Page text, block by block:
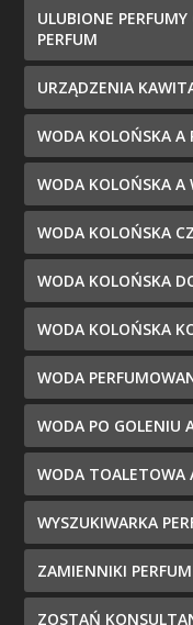
ULUBIONE
PERFUM
URZĄDZENIA
WODA KOLOŃSKA A
WODA KOLOŃSKA A
WODA KOLOŃSKA
WODA KOLOŃSKA
WODA KOLOŃSKA
WODA
WODA PO GOLENIU
WODA TOALETOWA
WYSZUKIWARKA
ZAMIENNIKI
ZOSTAŃ